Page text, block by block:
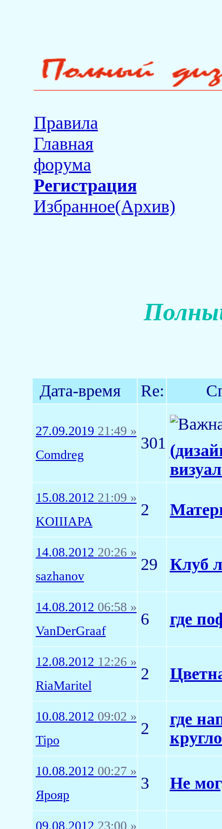
Правила
Главная
форума
Регистрация
Избранное(Архив)
Дата-время Re:
27.09.2019 21:49 »
Comdreg
301
15.08.2012 21:09 »
KOIIIAPA
2
14.08.2012 20:26 »
sazhanov
29 Клуб
14.08.2012 06:58 »
VanDerGraaf
6 где
12.08.2012 12:26 »
RiaMaritel
2
10.08.2012 09:02 »
Tipo
2
где
10.08.2012 00:27 »
Ярояр
3 Не
09.08.2012 23:00 »